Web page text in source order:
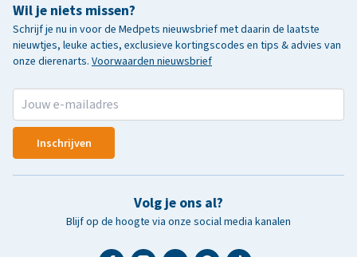
Wil je niets missen?
Schrijf je nu in voor de Medpets nieuwsbrief met daarin de laatste
nieuwtjes, leuke acties, exclusieve kortingscodes en tips & advies van
onze dierenarts. Voorwaarden nieuwsbrief
Inschrijven
Volg je ons al?
Blijf op de hoogte via onze social media kanalen